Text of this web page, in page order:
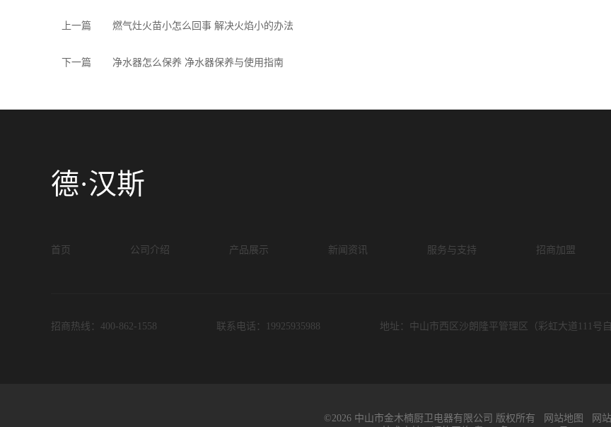
上一篇 燃气灶火苗小怎么回事 解决火焰小的办法
下一篇 净水器怎么保养 净水器保养与使用指南
德·汉斯
首页 公司介绍 产品展示 新闻资讯 服务与支持 招商加盟
招商热线：400-862-1558 联系电话：19925935988 地址：中山市西区沙朗隆平管理区（彩虹大道111号自
©2026 中山市金木楠厨卫电器有限公司 版权所有 网站地图
网